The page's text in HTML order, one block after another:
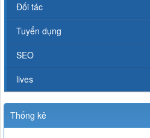
Đối tác
Tuyển dụng
SEO
lives
Thống kê